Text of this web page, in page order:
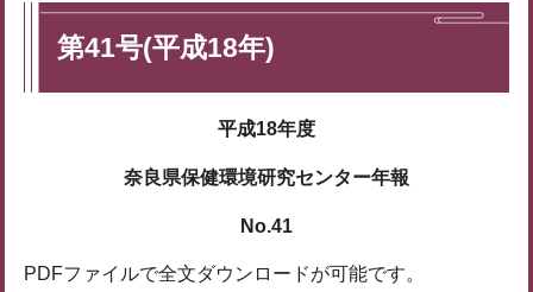
第41号(平成18年)
平成18年度
奈良県保健環境研究センター年報
No.41
PDFファイルで全文ダウンロードが可能です。